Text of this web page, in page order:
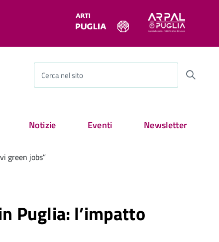
Cerca nel sito
Notizie Eventi Newsletter
green jobs”
Puglia: l’impatto